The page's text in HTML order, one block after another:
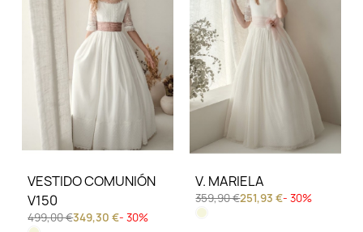
VESTIDO COMUNIÓN
V150
499,00 €349,30 €- 30%
V. MARIELA
359,90 €251,93 €- 30%